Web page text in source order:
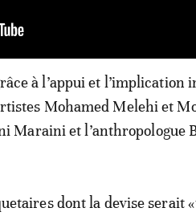
à l’appui et l’implication
Mohamed Melehi et
Maraini et l’anthropologue
dont la devise serait